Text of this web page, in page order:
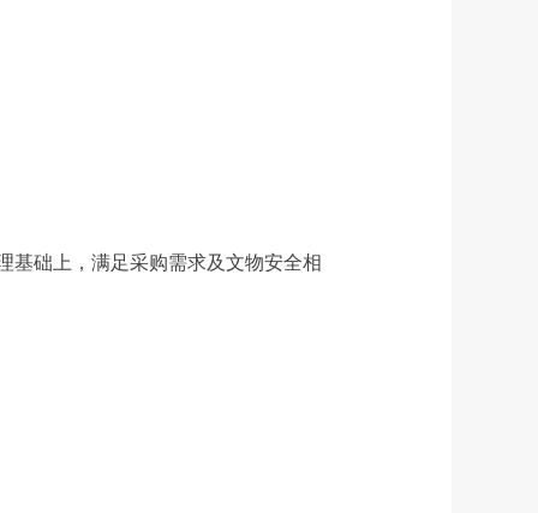
基础上，满足采购需求及文物安全相